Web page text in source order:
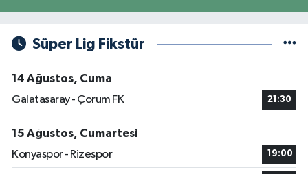
Süper Lig Fikstür
14 Ağustos, Cuma
Galatasaray - Çorum FK
21:30
15 Ağustos, Cumartesi
Konyaspor - Rizespor
19:00